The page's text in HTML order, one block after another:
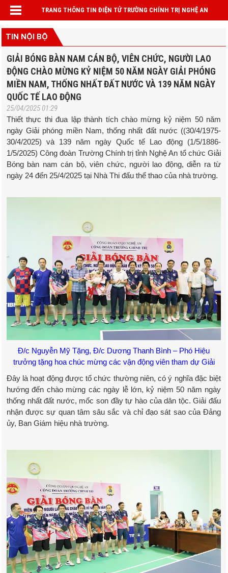
TRANG THÔNG TIN ĐIỆN TỬ TRƯỜNG CHÍNH TRỊ NGHỆ AN
TIN NỘI BỘ
GIẢI BÓNG BÀN NAM CÁN BỘ, VIÊN CHỨC, NGƯỜI LAO
ĐỘNG CHÀO MỪNG KỶ NIỆM 50 NĂM NGÀY GIẢI PHÓNG
MIỀN NAM, THỐNG NHẤT ĐẤT NƯỚC VÀ 139 NĂM NGÀY
QUỐC TẾ LAO ĐỘNG
25/04/2025 01:29
Thiết thực thi đua lập thành tích chào mừng kỷ niệm 50 năm
ngày Giải phóng miền Nam, thống nhất đất nước ((30/4/1975-
30/4/2025) và 139 năm ngày Quốc tế Lao động (1/5/1886-
1/5/2025) Công đoàn Trường Chính trị tỉnh Nghệ An tổ chức Giải
Bóng bàn nam cán bộ, viên chức, người lao động, diễn ra từ
ngày 24 đến 25/4/2025 tại Nhà Thi đấu thể thao của nhà trường.
Đ/c Nguyễn Mỹ Tặng, Đ/c Dương Thanh Bình – Phó Hiệu
trưởng tặng hoa chúc mừng các vận động viên tham dự Giải
Đây là hoạt động được tổ chức thường niên, có ý nghĩa đặc biệt
hướng đến chào mừng các ngày lễ lớn, kỷ niệm 50 năm ngày
thống nhất đất nước, mốc son đầy tự hào của dân tộc. Giải đấu
nhận được sự quan tâm sâu sắc và chỉ đạo sát sao của Đảng
ủy, Ban Giám hiệu nhà trường.